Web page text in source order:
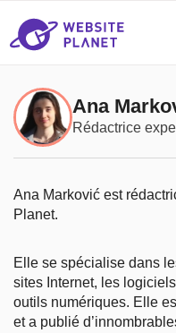
Ana
Rédactrice
Ana Marković est
Planet.
Elle se spécialise dans
sites Internet, les
outils numériques. Elle
et a publié